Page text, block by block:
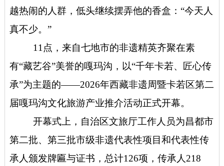
越热闹的人群，低头继续摆弄他的香盒：“今天人
真不少。”
11点，来自七地市的非遗精英齐聚在素
有“藏艺谷”美誉的嘎玛沟，以“千年卡若、匠心传
承”为主题的——2026年西藏非遗周暨卡若区第二
届嘎玛沟文化旅游产业推介活动正式开幕。
开幕式上，自治区文旅厅工作人员为昌都市
第二批、第三批市级非遗代表性项目和代表性传
承人颁发牌匾与证书，总计126项，传承人218